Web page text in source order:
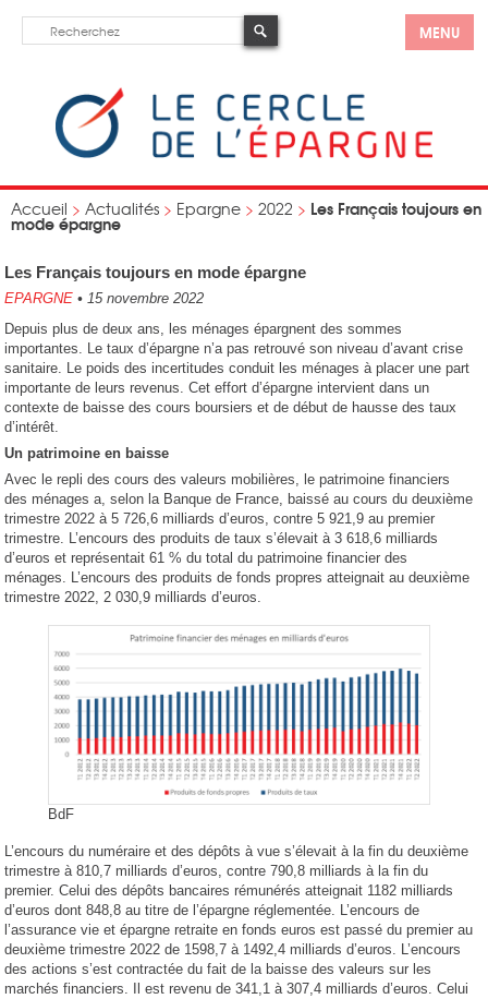
MENU
Accueil > Actualités > Epargne > 2022 > Les Français toujours en
mode épargne
Les Français toujours en mode épargne
EPARGNE • 15 novembre 2022
Depuis plus de deux ans, les ménages épargnent des sommes
importantes. Le taux d’épargne n’a pas retrouvé son niveau d’avant crise
sanitaire. Le poids des incertitudes conduit les ménages à placer une part
importante de leurs revenus. Cet effort d’épargne intervient dans un
contexte de baisse des cours boursiers et de début de hausse des taux
d’intérêt.
Un patrimoine en baisse
Avec le repli des cours des valeurs mobilières, le patrimoine financiers
des ménages a, selon la Banque de France, baissé au cours du deuxième
trimestre 2022 à 5 726,6 milliards d’euros, contre 5 921,9 au premier
trimestre. L’encours des produits de taux s’élevait à 3 618,6 milliards
d’euros et représentait 61 % du total du patrimoine financier des
ménages. L’encours des produits de fonds propres atteignait au deuxième
trimestre 2022, 2 030,9 milliards d’euros.
BdF
L’encours du numéraire et des dépôts à vue s’élevait à la fin du deuxième
trimestre à 810,7 milliards d’euros, contre 790,8 milliards à la fin du
premier. Celui des dépôts bancaires rémunérés atteignait 1182 milliards
d’euros dont 848,8 au titre de l’épargne réglementée. L’encours de
l’assurance vie et épargne retraite en fonds euros est passé du premier au
deuxième trimestre 2022 de 1598,7 à 1492,4 milliards d’euros. L’encours
des actions s’est contractée du fait de la baisse des valeurs sur les
marchés financiers. Il est revenu de 341,1 à 307,4 milliards d’euros. Celui